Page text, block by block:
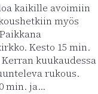
kaikille avoimiin
myös
Kesto 15 min.
kuukaudessa
rukous.
min. ja…